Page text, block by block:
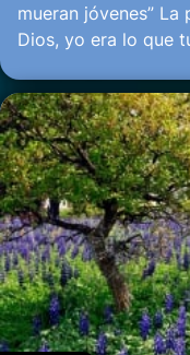
mueran jóvenes”
Dios, yo era lo que